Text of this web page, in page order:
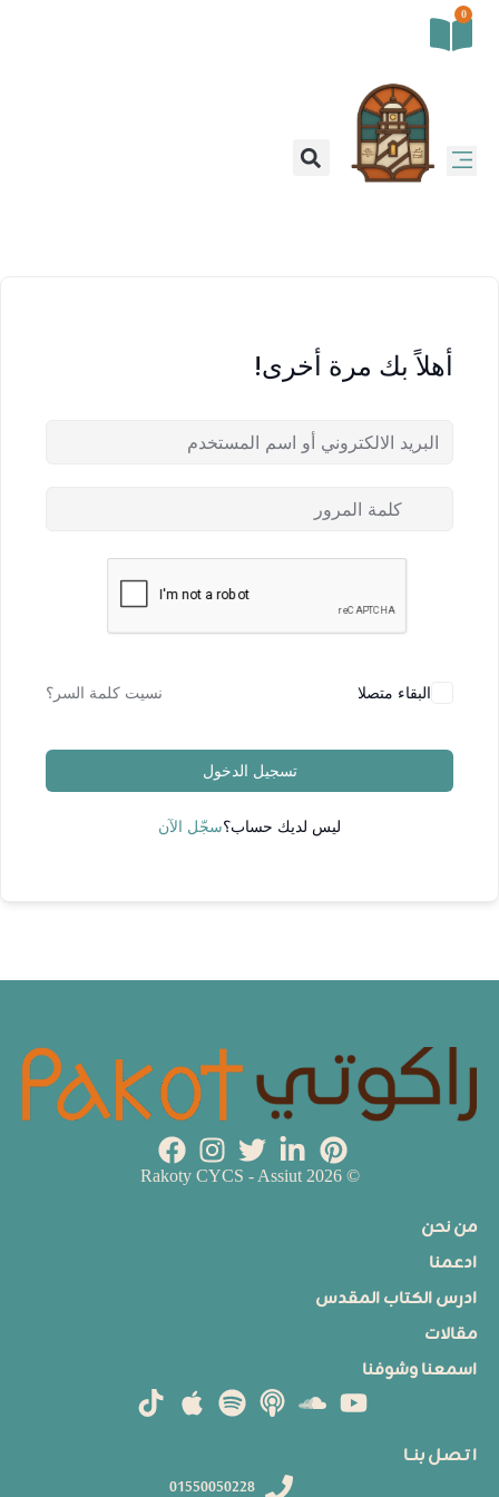
0
أهلاً بك مرة أخرى!
البقاء متصلا نسيت كلمة السر؟
تسجيل الدخول
ليس لديك حساب؟سجّل الآن
ا تـصـل بنــا
01550050228
من نحن
ادعمنا
ادرس الكتاب المقدس
مقالات
اسمعنا وشوفنا
© 2026 Rakoty CYCS - Assiut